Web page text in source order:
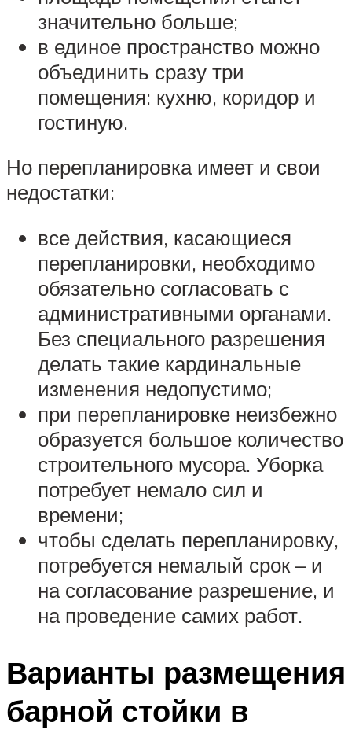
значительно больше;
в единое пространство можно
объединить сразу три
помещения: кухню, коридор и
гостиную.
Но перепланировка имеет и свои
недостатки:
все действия, касающиеся
перепланировки, необходимо
обязательно согласовать с
административными органами.
Без специального разрешения
делать такие кардинальные
изменения недопустимо;
при перепланировке неизбежно
образуется большое количество
строительного мусора. Уборка
потребует немало сил и
времени;
чтобы сделать перепланировку,
потребуется немалый срок – и
на согласование разрешение, и
на проведение самих работ.
Варианты размещения
барной стойки в